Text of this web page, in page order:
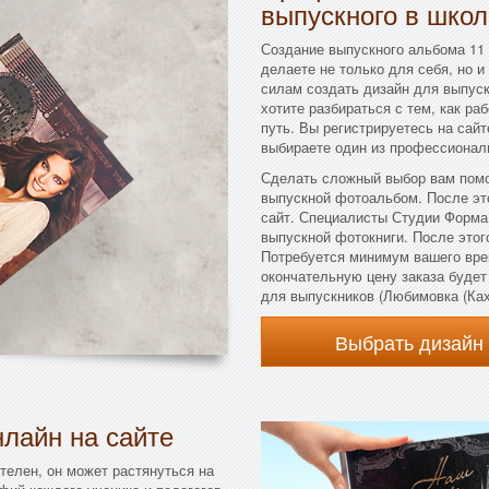
выпускного в
Создание выпускного альбома
делаете не только для себя, но
силам создать дизайн для
хотите разбираться с тем, как
путь. Вы регистрируетесь на
выбираете один из
Сделать сложный выбор вам
выпускной фотоальбом. После
сайт. Специалисты Студии
выпускной фотокниги. После
Потребуется минимум вашего
окончательную цену заказа
для выпускников (Любимовка
Выбрать дизайн
на сайте
он может растянуться на